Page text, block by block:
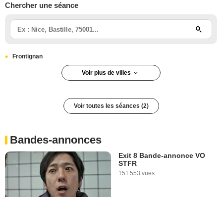
Chercher une séance
Frontignan
Voir plus de villes
Voir toutes les séances (2)
Bandes-annonces
Exit 8 Bande-annonce VO
STFR
151 553 vues